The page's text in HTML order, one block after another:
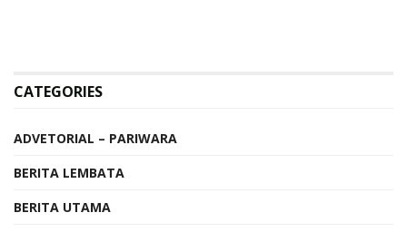
CATEGORIES
ADVETORIAL – PARIWARA
BERITA LEMBATA
BERITA UTAMA